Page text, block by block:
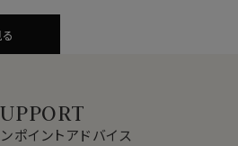
ポイントアドバイス